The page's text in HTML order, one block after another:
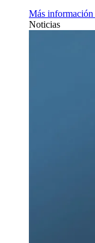
Más información
Noticias